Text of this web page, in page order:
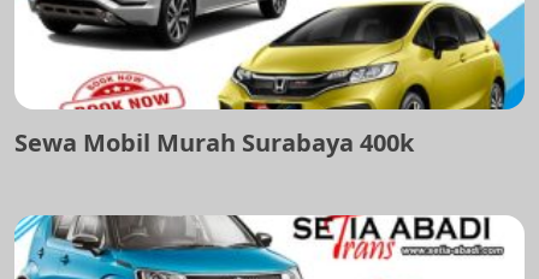
Sewa Mobil Murah Surabaya 400k